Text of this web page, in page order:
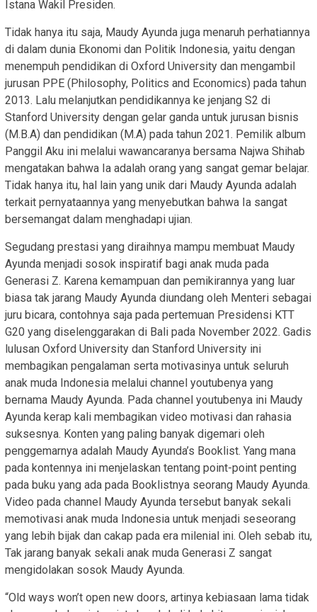
Istana Wakil Presiden.
Tidak hanya itu saja, Maudy Ayunda juga menaruh perhatiannya
di dalam dunia Ekonomi dan Politik Indonesia, yaitu dengan
menempuh pendidikan di Oxford University dan mengambil
jurusan PPE (Philosophy, Politics and Economics) pada tahun
2013. Lalu melanjutkan pendidikannya ke jenjang S2 di
Stanford University dengan gelar ganda untuk jurusan bisnis
(M.B.A) dan pendidikan (M.A) pada tahun 2021. Pemilik album
Panggil Aku ini melalui wawancaranya bersama Najwa Shihab
mengatakan bahwa Ia adalah orang yang sangat gemar belajar.
Tidak hanya itu, hal lain yang unik dari Maudy Ayunda adalah
terkait pernyataannya yang menyebutkan bahwa Ia sangat
bersemangat dalam menghadapi ujian.
Segudang prestasi yang diraihnya mampu membuat Maudy
Ayunda menjadi sosok inspiratif bagi anak muda pada
Generasi Z. Karena kemampuan dan pemikirannya yang luar
biasa tak jarang Maudy Ayunda diundang oleh Menteri sebagai
juru bicara, contohnya saja pada pertemuan Presidensi KTT
G20 yang diselenggarakan di Bali pada November 2022. Gadis
lulusan Oxford University dan Stanford University ini
membagikan pengalaman serta motivasinya untuk seluruh
anak muda Indonesia melalui channel youtubenya yang
bernama Maudy Ayunda. Pada channel youtubenya ini Maudy
Ayunda kerap kali membagikan video motivasi dan rahasia
suksesnya. Konten yang paling banyak digemari oleh
penggemarnya adalah Maudy Ayunda’s Booklist. Yang mana
pada kontennya ini menjelaskan tentang point-point penting
pada buku yang ada pada Booklistnya seorang Maudy Ayunda.
Video pada channel Maudy Ayunda tersebut banyak sekali
memotivasi anak muda Indonesia untuk menjadi seseorang
yang lebih bijak dan cakap pada era milenial ini. Oleh sebab itu,
Tak jarang banyak sekali anak muda Generasi Z sangat
mengidolakan sosok Maudy Ayunda.
“Old ways won’t open new doors, artinya kebiasaan lama tidak